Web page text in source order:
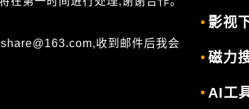
收到邮件后我会
影视
磁力
AI工